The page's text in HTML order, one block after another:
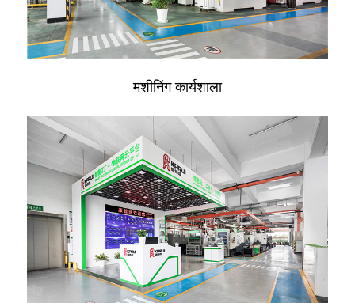
मशीनिंग कार्यशाला